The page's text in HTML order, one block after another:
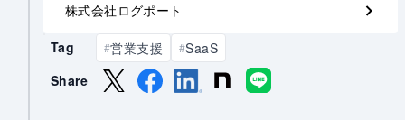
株式会社ログポート
Tag #営業支援 #SaaS
Share